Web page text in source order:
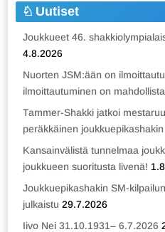
Uutiset
Joukkueet 46.
4.8.2026
Nuorten JSM:ään on
ilmoittautuminen on
Tammer-Shakki jatkoi
peräkkäinen
Kansainvälistä tunnelmaa
joukkueen suoritusta livenä!
Joukkuepikashakin SM-
julkaistu 29.7.2026
Iivo Nei 31.10.1931– 6.7.2026